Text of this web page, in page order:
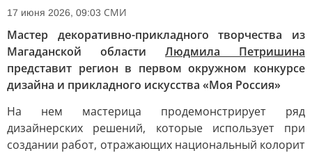
17 июня 2026, 09:03 СМИ
Мастер декоративно-прикладного творчества из
Магаданской области Людмила Петришина
представит регион в первом окружном конкурсе
дизайна и прикладного искусства «Моя Россия»
На нем мастерица продемонстрирует ряд
дизайнерских решений, которые использует при
создании работ, отражающих национальный колорит